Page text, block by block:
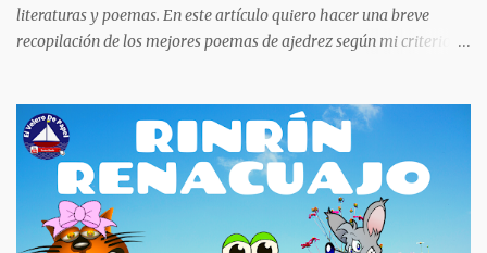
literaturas y poemas. En este artículo quiero hacer una breve
recopilación de los mejores poemas de ajedrez según mi criterio
Borges es uno de los grandes pensadores del Siglo XX, su obra
universal trasciende más allá del premio Nobel de Literatura que le
fue negado por razones políticas, pero como hombre de principios
y sabiendo que sus posturas ideológicas eran un óbice para
obtenerlo, prefirió sus principios que el Nobel. Jorg...